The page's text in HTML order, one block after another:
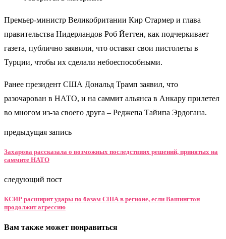
Премьер-министр Великобритании Кир Стармер и глава
правительства Нидерландов Роб Йеттен, как подчеркивает
газета, публично заявили, что оставят свои пистолеты в
Турции, чтобы их сделали небоеспособными.
Ранее президент США Дональд Трамп заявил, что
разочарован в НАТО, и на саммит альянса в Анкару прилетел
во многом из-за своего друга – Реджепа Тайипа Эрдогана.
предыдущая запись
Захарова рассказала о возможных последствиях решений, принятых на
саммите НАТО
следующий пост
КСИР расширит удары по базам США в регионе, если Вашингтон
продолжит агрессию
Вам также может понравиться